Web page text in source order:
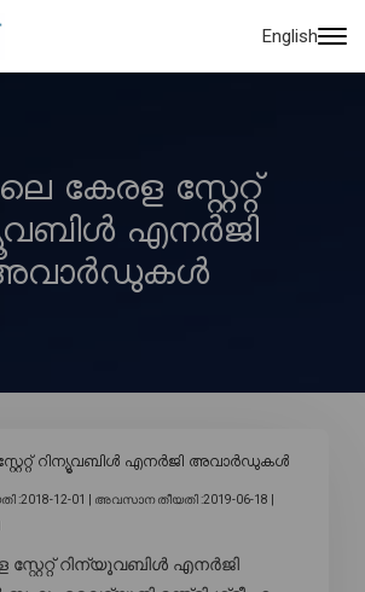
English
ലെ കേരള സ്റ്റേറ്റ്
എനർജി
റിന്യൂവബിൾ എനർജി അവാർഡുകൾ
:2018-12-01 | അവസാന തീയതി :2019-06-18 |
സ്റ്റേറ്റ് റിന്യൂവബിൾ എനർജി